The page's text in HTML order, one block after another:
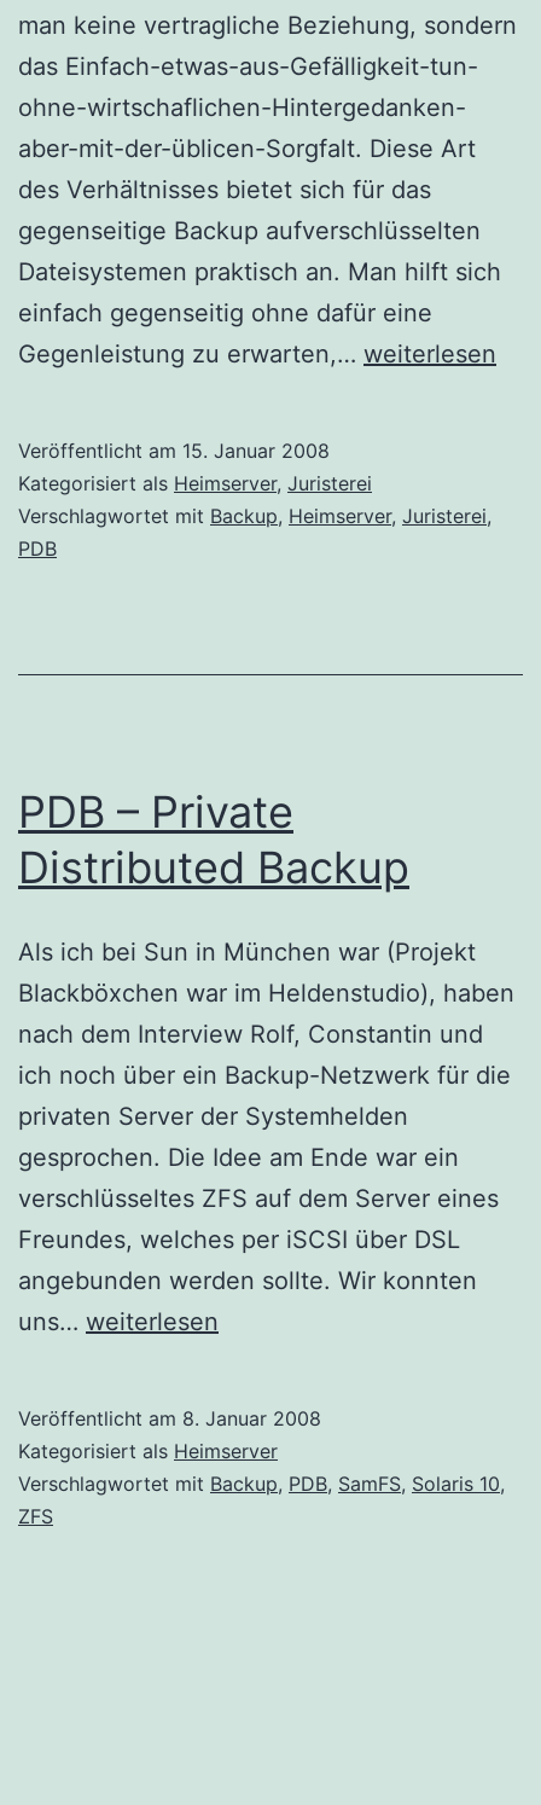
man keine vertragliche Beziehung, sondern
das Einfach-etwas-aus-Gefälligkeit-tun-
ohne-wirtschaflichen-Hintergedanken-
aber-mit-der-üblicen-Sorgfalt. Diese Art
des Verhältnisses bietet sich für das
gegenseitige Backup aufverschlüsselten
Dateisystemen praktisch an. Man hilft sich
einfach gegenseitig ohne dafür eine
Gegenleistung zu erwarten,… PDB
Perspektive
erster
weiterlesen
Veröffentlicht am 15. Januar 2008
Kategorisiert als Heimserver, Juristerei
Verschlagwortet mit Backup, Heimserver, Juristerei,
PDB
PDB – Private
Distributed Backup
Als ich bei Sun in München war (Projekt
Blackböxchen war im Heldenstudio), haben
nach dem Interview Rolf, Constantin und
ich noch über ein Backup-Netzwerk für die
privaten Server der Systemhelden
gesprochen. Die Idee am Ende war ein
verschlüsseltes ZFS auf dem Server eines
Freundes, welches per iSCSI über DSL
angebunden werden sollte. Wir konnten
uns… PDB
Distributed
Backup
weiterlesen
Veröffentlicht am 8. Januar 2008
Kategorisiert als Heimserver
Verschlagwortet mit Backup, PDB, SamFS, Solaris 10,
ZFS